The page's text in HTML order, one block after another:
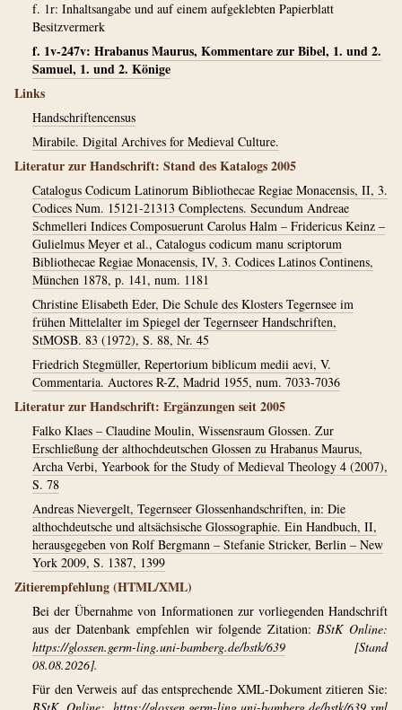
f. 1r: Inhaltsangabe und auf einem aufgeklebten Papierblatt
Besitzvermerk
f. 1v-247v: Hrabanus Maurus, Kommentare zur Bibel, 1. und 2.
Samuel, 1. und 2. Könige
Links
Handschriftencensus
Mirabile. Digital Archives for Medieval Culture.
Literatur zur Handschrift: Stand des Katalogs 2005
Catalogus Codicum Latinorum Bibliothecae Regiae Monacensis, II, 3.
Codices Num. 15121-21313 Complectens. Secundum Andreae
Schmelleri Indices Composuerunt Carolus Halm – Fridericus Keinz –
Gulielmus Meyer et al., Catalogus codicum manu scriptorum
Bibliothecae Regiae Monacensis, IV, 3. Codices Latinos Continens,
München 1878, p. 141, num. 1181
Christine Elisabeth Eder, Die Schule des Klosters Tegernsee im
frühen Mittelalter im Spiegel der Tegernseer Handschriften,
StMOSB. 83 (1972), S. 88, Nr. 45
Friedrich Stegmüller, Repertorium biblicum medii aevi, V.
Commentaria. Auctores R-Z, Madrid 1955, num. 7033-7036
Literatur zur Handschrift: Ergänzungen seit 2005
Falko Klaes – Claudine Moulin, Wissensraum Glossen. Zur
Erschließung der althochdeutschen Glossen zu Hrabanus Maurus,
Archa Verbi, Yearbook for the Study of Medieval Theology 4 (2007),
S. 78
Andreas Nievergelt, Tegernseer Glossenhandschriften, in: Die
althochdeutsche und altsächsische Glossographie. Ein Handbuch, II,
herausgegeben von Rolf Bergmann – Stefanie Stricker, Berlin – New
York 2009, S. 1387, 1399
Zitierempfehlung (HTML/XML)
Bei der Übernahme von Informationen zur vorliegenden Handschrift
aus der Datenbank empfehlen wir folgende Zitation:BStK Online:
https://glossen.germ-ling.uni-bamberg.de/bstk/639 [Stand
08.08.2026].
Für den Verweis auf das entsprechende XML-Dokument zitieren Sie: